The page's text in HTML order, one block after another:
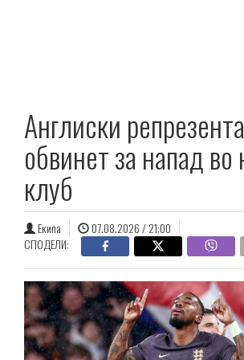
Англиски
обвинет за напад во
клуб
Екипа
07.08.2026 / 21:00
СПОДЕЛИ: